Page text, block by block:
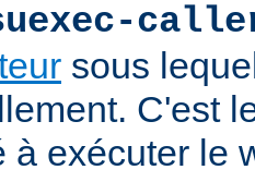
sous
C'est
à exécuter le